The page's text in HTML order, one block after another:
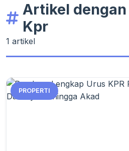
Artikel
Kpr
1 artikel
PROPERTI